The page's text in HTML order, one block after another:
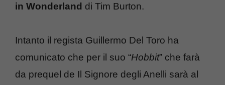
in Wonderland di Tim Burton.
Intanto il regista Guillermo Del Toro ha
comunicato che per il suo “Hobbit” che farà
da prequel de Il Signore degli Anelli sarà al